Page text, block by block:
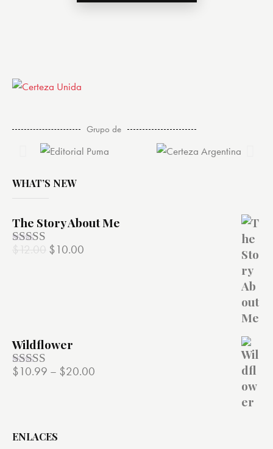
Grupo de
WHAT’S NEW
The Story About Me
Valorado
$12.00 $10.00
Wildflower
Valorado
$10.99 – $20.00
ENLACES